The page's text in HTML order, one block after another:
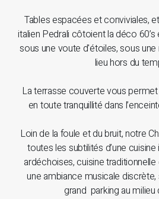
Tables espacées et conviviales,
italien Pedrali côtoient la déco 60’s
sous une voute d'étoiles, sous
lieu hors du
La terrasse couverte vous permet
en toute tranquillité dans
Loin de la foule et du bruit, notre
toutes les subtilités d’une
ardéchoises, cuisine
une ambiance musicale
grand parking au milieu